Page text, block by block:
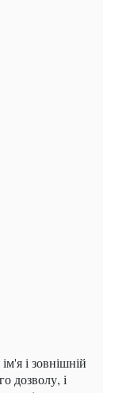
і зовнішній
дозволу, і